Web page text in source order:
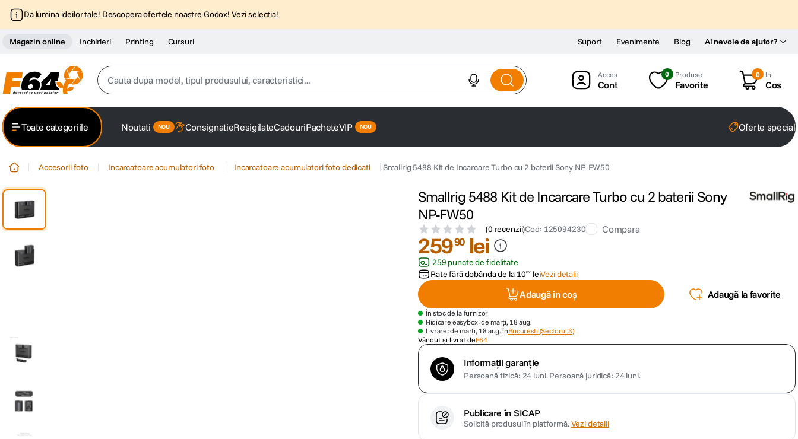
Da lumina ideilor tale! Descopera ofertele noastre Godox! Vezi selectia!
Magazin online Inchirieri Printing Cursuri Ai nevoie de ajutor?
Suport Evenimente Blog
Cauta dupa model, tipul produsului, caracteristici...
2. trepied
Cont
0 Produse
Favorite
0 In
Cos
Toate categoriile Noutati ConsignatieResigilateCadouriPacheteVIP Oferte
Accesorii foto Incarcatoare acumulatori foto Incarcatoare acumulatori foto dedicati Smallrig 5488 Kit de Incarcare Turbo cu 2 baterii Sony NP-FW50
Smallrig 5488 Kit de Incarcare Turbo cu 2 baterii Sony
NP-FW50
(0 recenzii)Cod: 125094230 Compara
25990 lei
259 puncte de fidelitate
Rate fără dobânda de la 1082 leiVezi detalii
Adaugă în coș Adaugă la favorite
În stoc de la furnizor
Ridicare easybox: de marți, 18 aug.
Livrare: de marți, 18 aug. înBucuresti (Sectorul 3)
Vândut și livrat deF64
Informații garanție
Persoană fizică: 24 luni.Persoană juridică: 24 luni.
Publicare în SICAP
Solicită produsul în platformă.Vezi detalii